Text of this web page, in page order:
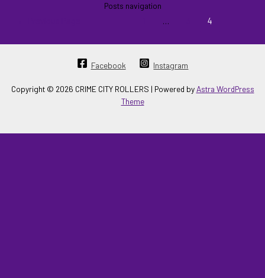
Posts navigation
… 4
Facebook Instagram
Copyright © 2026 CRIME CITY ROLLERS | Powered by Astra WordPress
Theme